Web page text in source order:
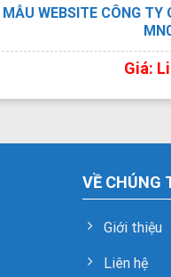
MẪU WEBSITE CÔNG TY
Giá:
VỀ CHÚNG
Giới thiệu
Liên hệ